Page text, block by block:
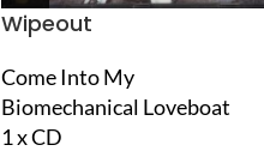
Wipeout
Come Into My
Biomechanical Loveboat
1 x CD